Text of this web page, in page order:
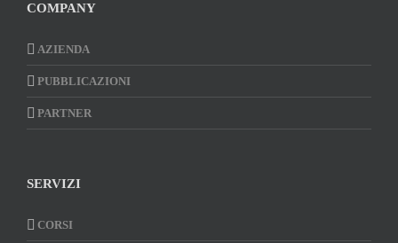
COMPANY
AZIENDA
PUBBLICAZIONI
PARTNER
SERVIZI
CORSI